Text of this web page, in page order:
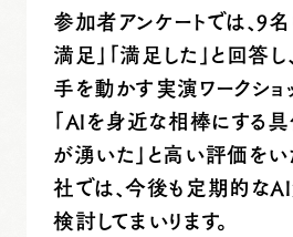
参加者アンケートでは、9
満足」「満足した」と回答
手を動かす実演ワークショ
「AIを身近な相棒にする
が湧いた」と高い評価をい
社では、今後も定期的な
検討してまいります。